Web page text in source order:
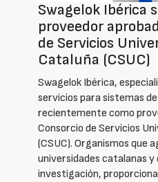
Swagelok Ibérica
proveedor
de Servicios
Cataluña (CSUC)
Swagelok Ibérica,
servicios para sistemas
recientemente como
Consorcio de Servicios
(CSUC). Organismos que
universidades catalanas
investigación,